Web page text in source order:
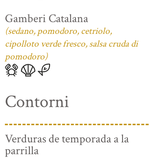
Gamberi Catalana
(sedano, pomodoro, cetriolo,
cipolloto verde fresco, salsa cruda di
pomodoro)
Contorni
Verduras de temporada a la
parrilla